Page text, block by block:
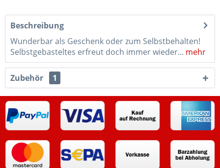
Beschreibung
Wunderbar als Geschenk oder zum Selbstbehalten!
Selbstgebasteltes erfreut doch immer wieder... mehr
Zubehör 1